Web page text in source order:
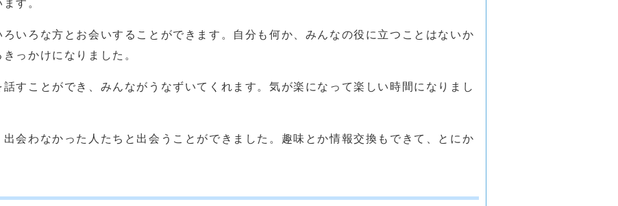
す。
ろいろな方とお会いすることができます。自分も何か、みんなの役に立つことはないか
っかけになりました。
話すことができ、みんながうなずいてくれます。気が楽になって楽しい時間になりまし
出会わなかった人たちと出会うことができました。趣味とか情報交換もできて、とにか